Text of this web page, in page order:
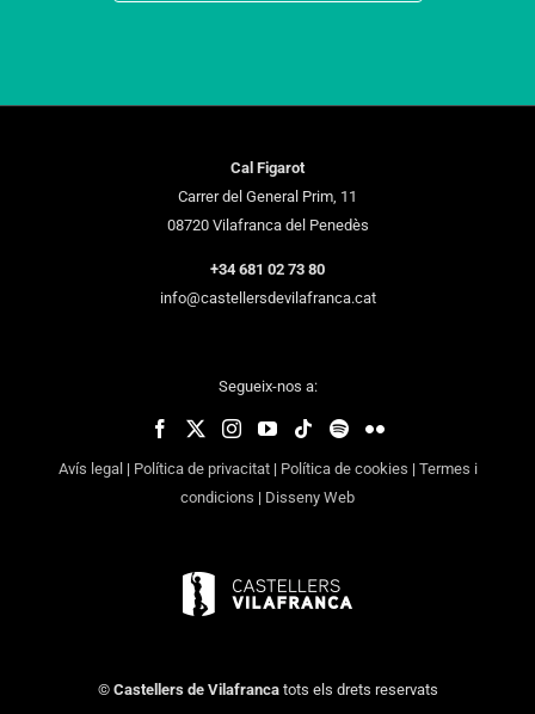
Cal Figarot
Carrer del General Prim, 11
08720 Vilafranca del Penedès
+34 681 02 73 80
info@castellersdevilafranca.cat
Segueix-nos a:
Avís legal | Política de privacitat| Política de cookies | Termes i
condicions | Disseny Web
© Castellers de Vilafrancatots els drets reservats